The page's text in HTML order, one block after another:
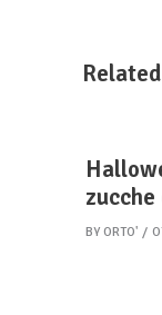
BY ORTO'